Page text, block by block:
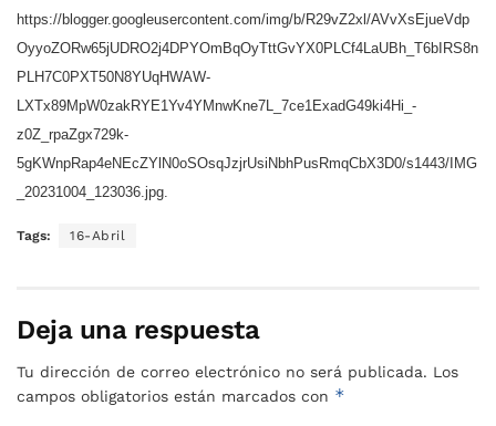
https://blogger.googleusercontent.com/img/b/R29vZ2xl/AVvXsEjueVdp
OyyoZORw65jUDRO2j4DPYOmBqOyTttGvYX0PLCf4LaUBh_T6bIRS8n
PLH7C0PXT50N8YUqHWAW-
LXTx89MpW0zakRYE1Yv4YMnwKne7L_7ce1ExadG49ki4Hi_-
z0Z_rpaZgx729k-
5gKWnpRap4eNEcZYlN0oSOsqJzjrUsiNbhPusRmqCbX3D0/s1443/IMG
_20231004_123036.jpg.
Tags: 16-Abril
Deja una respuesta
Tu dirección de correo electrónico no será publicada. Los
campos obligatorios están marcados con *